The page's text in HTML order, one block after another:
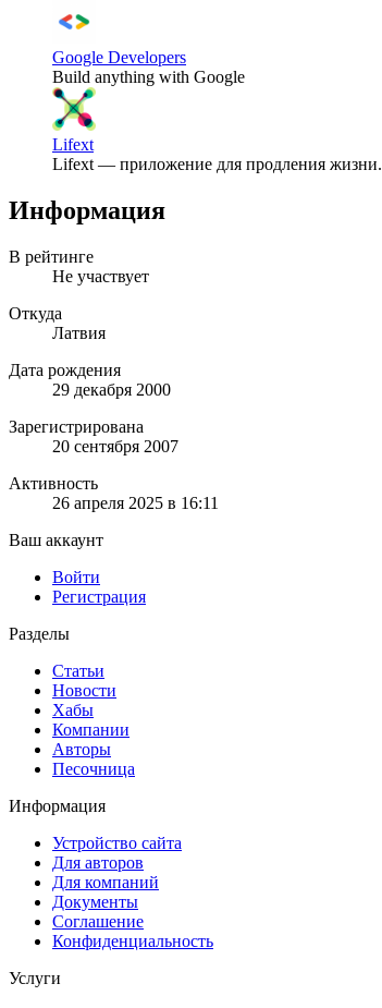
Google Developers
Build anything with Google
Lifext
Lifext — приложение для продления жизни.
Информация
В рейтинге
Не участвует
Откуда
Латвия
Дата рождения
29 декабря 2000
Зарегистрирована
20 сентября 2007
Активность
26 апреля 2025 в 16:11
Ваш аккаунт
Войти
Регистрация
Разделы
Статьи
Новости
Хабы
Компании
Авторы
Песочница
Информация
Устройство сайта
Для авторов
Для компаний
Документы
Соглашение
Конфиденциальность
Услуги